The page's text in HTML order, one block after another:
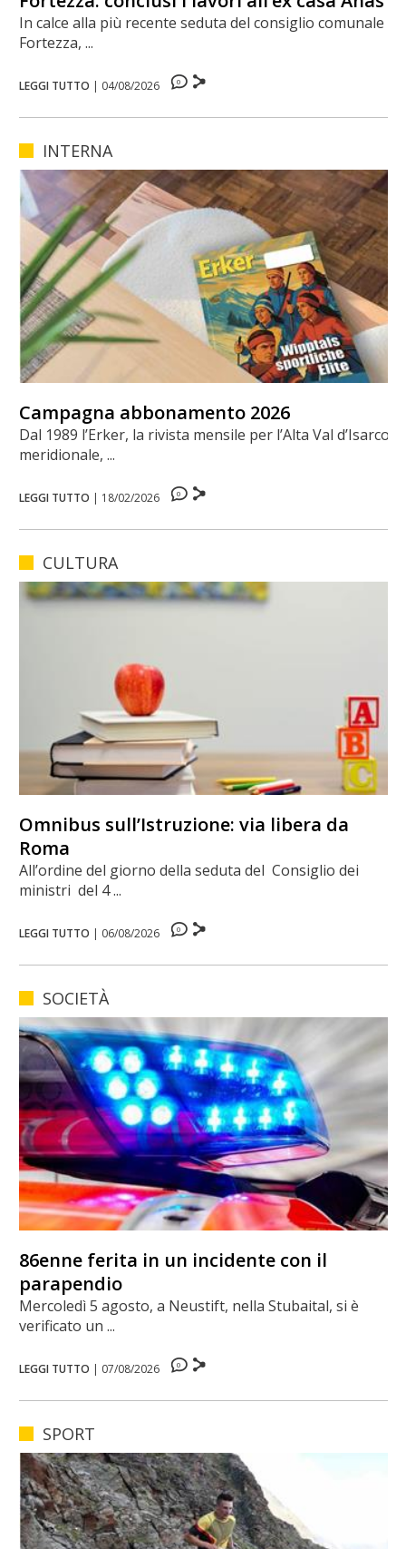
In calce alla più recente seduta del consiglio comunale di
Fortezza, ...
LEGGI TUTTO | 04/08/2026 0
INTERNA
Campagna abbonamento 2026
Dal 1989 l’Erker, la rivista mensile per l’Alta Val d’Isarco
meridionale, ...
LEGGI TUTTO | 18/02/2026 0
CULTURA
Omnibus sull’Istruzione: via libera da
Roma
All’ordine del giorno della seduta del Consiglio dei
ministri del 4 ...
LEGGI TUTTO | 06/08/2026 0
SOCIETÀ
86enne ferita in un incidente con il
parapendio
Mercoledì 5 agosto, a Neustift, nella Stubaital, si è
verificato un ...
LEGGI TUTTO | 07/08/2026 0
SPORT